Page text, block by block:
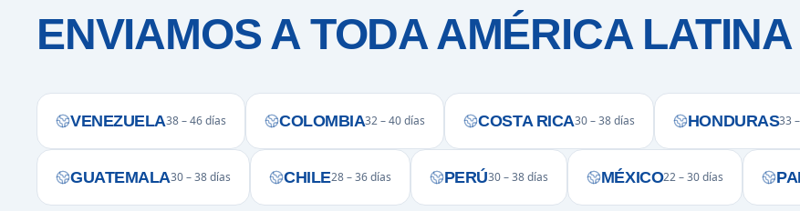
ENVIAMOS A TODA AMÉRICA LATINA
VENEZUELA38 – 46 días COLOMBIA32 – 40 días COSTA RICA30 – 38 días HONDURAS33
GUATEMALA30 – 38 días CHILE28 – 36 días PERÚ30 – 38 días MÉXICO22 – 30 días